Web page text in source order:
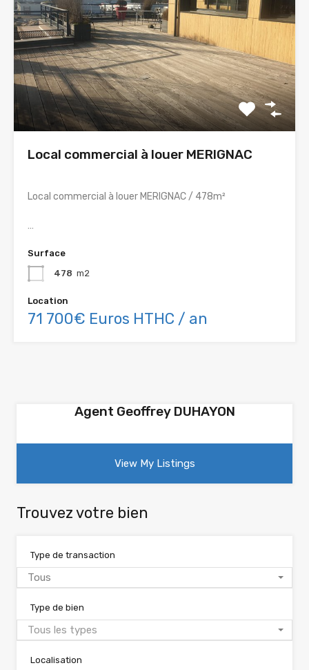
Local commercial à louer MERIGNAC
Local commercial à louer MERIGNAC / 478m²
…
Surface
478 m2
Location
71 700€ Euros HTHC / an
Agent Geoffrey DUHAYON
View My Listings
Trouvez votre bien
Type de transaction
Tous
Type de bien
Tous les types
Localisation